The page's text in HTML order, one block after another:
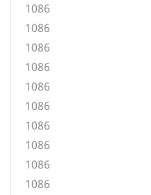
1086
1086
1086
1086
1086
1086
1086
1086
1086
1086